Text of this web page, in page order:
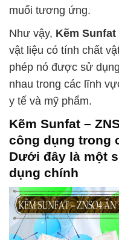
muối tương ứng.
Như vậy, Kẽm Sunfat
vật liệu có tính chất
phép nó được sử
nhau trong các lĩnh
y tế và mỹ phẩm.
Kẽm Sunfat –
công dụng trong
Dưới đây là một
dụng chính